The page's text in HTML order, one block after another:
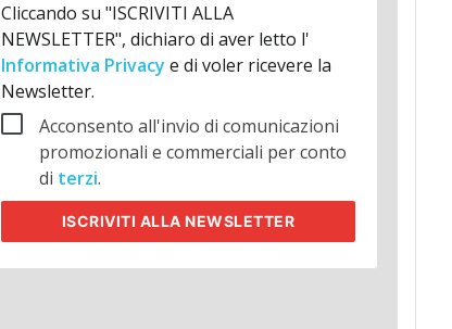
Cliccando su "ISCRIVITI ALLA
NEWSLETTER", dichiaro di aver letto l'
Informativa Privacy e di voler ricevere la
Newsletter.
Acconsento all'invio di comunicazioni
promozionali e commerciali per conto
di terzi.
ISCRIVITI ALLA NEWSLETTER